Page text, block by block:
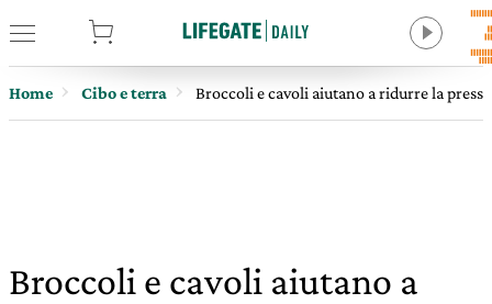
Home Cibo e terra Broccoli e cavoli aiutano a ridurre la
Broccoli e cavoli aiutano a